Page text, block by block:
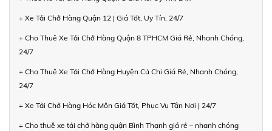
+ Xe Tải Chở Hàng Quận 12 | Giá Tốt, Uy Tín, 24/7
+ Cho Thuê Xe Tải Chở Hàng Quận 8 TPHCM Giá Rẻ, Nhanh Chóng,
24/7
+ Cho Thuê Xe Tải Chở Hàng Huyện Củ Chi Giá Rẻ, Nhanh Chóng,
24/7
+ Xe Tải Chở Hàng Hóc Môn Giá Tốt, Phục Vụ Tận Nơi | 24/7
+ Cho thuê xe tải chở hàng quận Bình Thạnh giá rẻ – nhanh chóng